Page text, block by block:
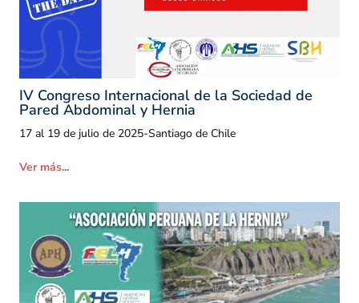
IV Congreso Internacional de la Sociedad de
Pared Abdominal y Hernia
17 al 19 de julio de 2025-Santiago de Chile
Ver más...